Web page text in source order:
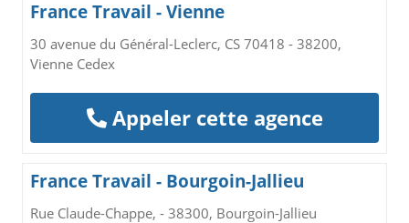
France Travail - Vienne
30 avenue du Général-Leclerc, CS 70418 - 38200,
Vienne Cedex
Appeler cette agence
France Travail - Bourgoin-Jallieu
Rue Claude-Chappe, - 38300, Bourgoin-Jallieu